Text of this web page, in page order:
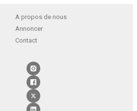
A propos de nous
Annoncer
Contact